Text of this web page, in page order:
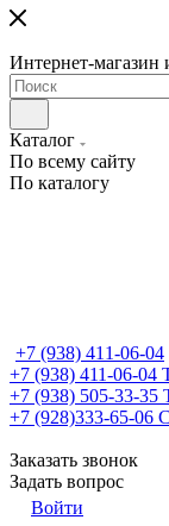
Интернет-магазин
Каталог
По всему сайту
По каталогу
+7 (938) 411-06-04
+7 (938) 411-06-04
+7 (938) 505-33-35
+7 (928)333-65-06
Заказать звонок
Задать вопрос
Войти